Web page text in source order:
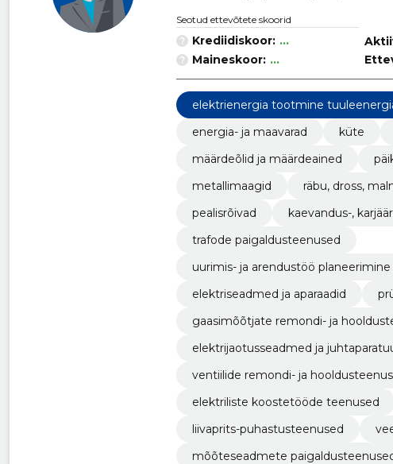
Seotud ettevõtete skoorid
Krediidiskoor: ...
Maineskoor: ...
elektrienergia tootmine
energia- ja maavarad
küte
määrdeõlid ja määrdeained
metallimaagid
räbu, dross,
pealisrõivad
kaevandus-,
trafode paigaldusteenused
uurimis- ja arendustöö
elektriseadmed ja aparaadid
gaasimõõtjate remondi- ja
elektrijaotusseadmed ja
ventiilide remondi- ja
elektriliste koostetööde teenused
liivaprits-puhastusteenused
mõõteseadmete